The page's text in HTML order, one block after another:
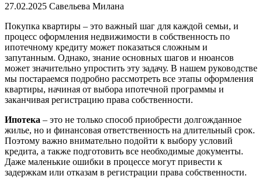
27.02.2025 Савельева Милана
Покупка квартиры – это важный шаг для каждой семьи, и
процесс оформления недвижимости в собственность по
ипотечному кредиту может показаться сложным и
запутанным. Однако, знание основных шагов и нюансов
может значительно упростить эту задачу. В нашем руководстве
мы постараемся подробно рассмотреть все этапы оформления
квартиры, начиная от выбора ипотечной программы и
заканчивая регистрацию права собственности.
Ипотека – это не только способ приобрести долгожданное
жилье, но и финансовая ответственность на длительный срок.
Поэтому важно внимательно подойти к выбору условий
кредита, а также подготовить все необходимые документы.
Даже маленькие ошибки в процессе могут привести к
задержкам или отказам в регистрации права собственности.